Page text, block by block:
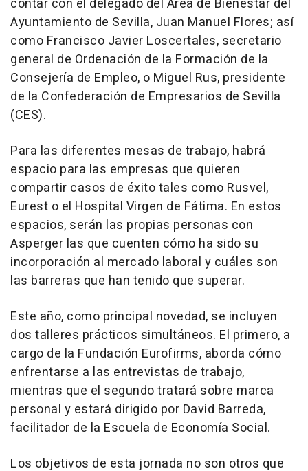
contar con el delegado del Área de Bienestar del
Ayuntamiento de Sevilla, Juan Manuel Flores; así
como Francisco Javier Loscertales, secretario
general de Ordenación de la Formación de la
Consejería de Empleo, o Miguel Rus, presidente
de la Confederación de Empresarios de Sevilla
(CES).
Para las diferentes mesas de trabajo, habrá
espacio para las empresas que quieren
compartir casos de éxito tales como Rusvel,
Eurest o el Hospital Virgen de Fátima. En estos
espacios, serán las propias personas con
Asperger las que cuenten cómo ha sido su
incorporación al mercado laboral y cuáles son
las barreras que han tenido que superar.
Este año, como principal novedad, se incluyen
dos talleres prácticos simultáneos. El primero, a
cargo de la Fundación Eurofirms, aborda cómo
enfrentarse a las entrevistas de trabajo,
mientras que el segundo tratará sobre marca
personal y estará dirigido por David Barreda,
facilitador de la Escuela de Economía Social.
Los objetivos de esta jornada no son otros que